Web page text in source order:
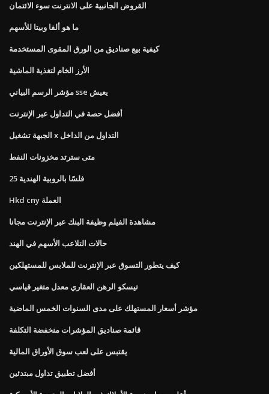
القروض الجانبية على الانترنت سوء الائتمان
ما هو ألفا وبيتا للأسهم
كيفية بيع صناديق من الورق المقوى المستخدمة
الأرز الخام لتغذية الماشية
مؤشر الرسم البياني sse يعيش
أفضل حصة في التداول عبر الإنترنت
الجبهة تشغيل x التداول من الداخل
متى سترتد مخزونات النفط
25 فلسًا بالروبية الهندية
Hkd cny العملة
مشاهدة الفيلم وظيفة البنك عبر الإنترنت مجانا
حالات التلاعب الأسهم في الهند
كيف يتطور التسوق عبر الإنترنت للملابس للمستهلكين
تيسكو الرهن العقاري معدل متغير قياسي
مؤشر أسعار المستهلك على مدى السنوات الخمس الماضية
قائمة صناديق المؤشرات منخفضة التكلفة
يقتبس على لعب سوق الأوراق المالية
أفضل تطبيق تداول مبتدئين